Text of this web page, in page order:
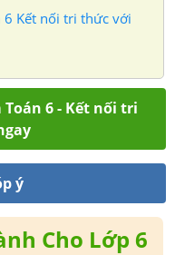
6 Kết nối tri thức với
Toán 6 - Kết nối tri
ý
Cho Lớp 6